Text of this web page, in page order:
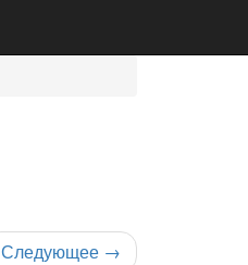
Следующее →